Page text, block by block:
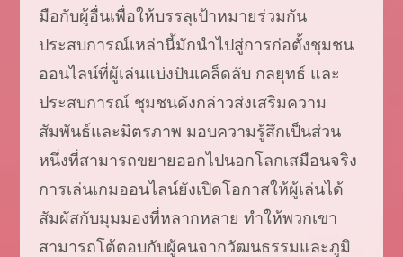
มือกับผู้อื่นเพื่อให้บรรลุเป้าหมายร่วมกัน
ประสบการณ์เหล่านี้มักนำไปสู่การก่อตั้งชุมชน
ออนไลน์ที่ผู้เล่นแบ่งปันเคล็ดลับ กลยุทธ์ และ
ประสบการณ์ ชุมชนดังกล่าวส่งเสริมความ
สัมพันธ์และมิตรภาพ มอบความรู้สึกเป็นส่วน
หนึ่งที่สามารถขยายออกไปนอกโลกเสมือนจริง
การเล่นเกมออนไลน์ยังเปิดโอกาสให้ผู้เล่นได้
สัมผัสกับมุมมองที่หลากหลาย ทำให้พวกเขา
สามารถโต้ตอบกับผู้คนจากวัฒนธรรมและภูมิ